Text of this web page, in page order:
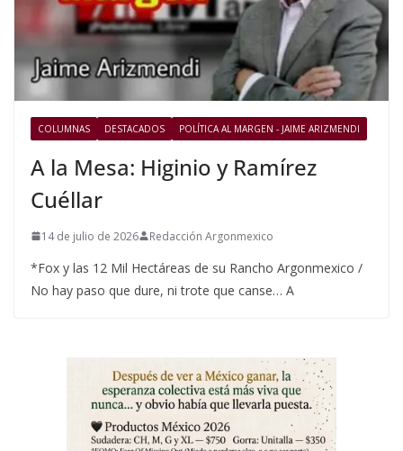
COLUMNAS DESTACADOS POLÍTICA AL MARGEN - JAIME ARIZMENDI
A la Mesa: Higinio y Ramírez
Cuéllar
14 de julio de 2026 Redacción Argonmexico
*Fox y las 12 Mil Hectáreas de su Rancho Argonmexico /
No hay paso que dure, ni trote que canse… A